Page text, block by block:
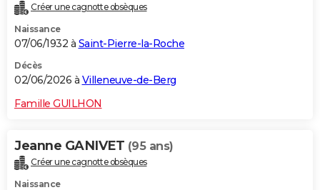
Créer une cagnotte obsèques
Naissance
07/06/1932 à Saint-Pierre-la-Roche
Décès
02/06/2026 à Villeneuve-de-Berg
Famille GUILHON
Jeanne GANIVET (95 ans)
Créer une cagnotte obsèques
Naissance